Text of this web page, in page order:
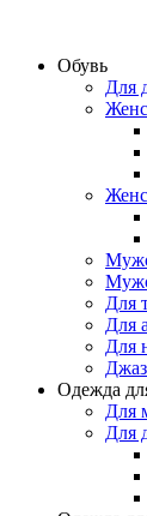
Обувь
Для
Для
Для
Для
Одежда
Для
Для